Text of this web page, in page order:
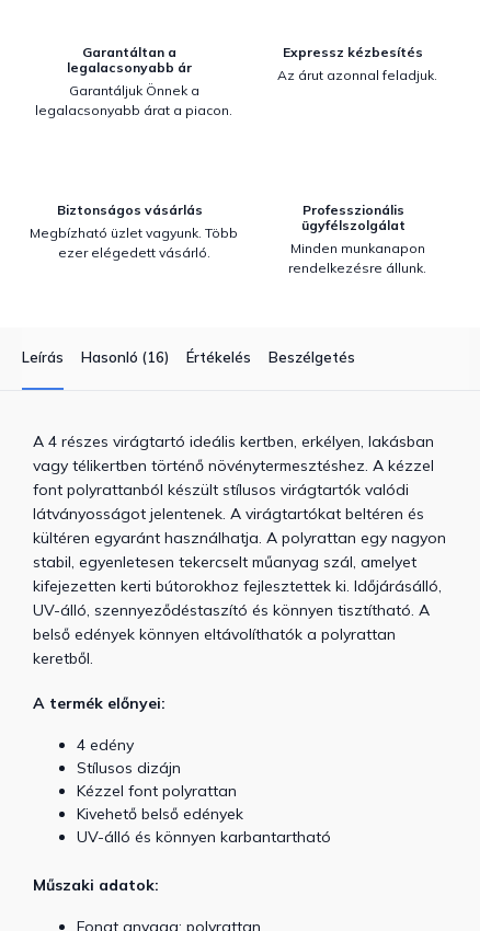
Garantáltan a
legalacsonyabb ár
Garantáljuk Önnek a
legalacsonyabb árat a piacon.
Expressz kézbesítés
Az árut azonnal feladjuk.
Biztonságos vásárlás
Megbízható üzlet vagyunk. Több
ezer elégedett vásárló.
Professzionális
ügyfélszolgálat
Minden munkanapon
rendelkezésre állunk.
Leírás Hasonló (16) Értékelés Beszélgetés
A 4 részes virágtartó ideális kertben, erkélyen, lakásban
vagy télikertben történő növénytermesztéshez. A kézzel
font polyrattanból készült stílusos virágtartók valódi
látványosságot jelentenek. A virágtartókat beltéren és
kültéren egyaránt használhatja. A polyrattan egy nagyon
stabil, egyenletesen tekercselt műanyag szál, amelyet
kifejezetten kerti bútorokhoz fejlesztettek ki. Időjárásálló,
UV-álló, szennyeződéstaszító és könnyen tisztítható. A
belső edények könnyen eltávolíthatók a polyrattan
keretből.
A termék előnyei:
4 edény
Stílusos dizájn
Kézzel font polyrattan
Kivehető belső edények
UV-álló és könnyen karbantartható
Műszaki adatok:
Fonat anyaga: polyrattan